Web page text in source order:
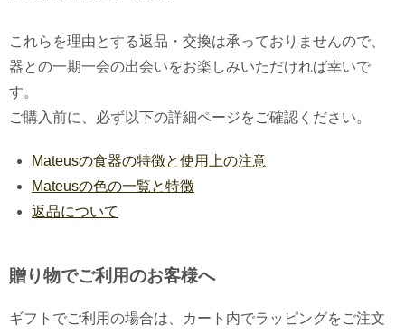
これらを理由とする返品・交換は承っておりませんので、
器との一期一会の出会いをお楽しみいただければ幸いで
す。
ご購入前に、必ず以下の詳細ページをご確認ください。
Mateusの食器の特徴と使用上の注意
Mateusの色の一覧と特徴
返品について
贈り物でご利用のお客様へ
ギフトでご利用の場合は、カート内でラッピングをご注文